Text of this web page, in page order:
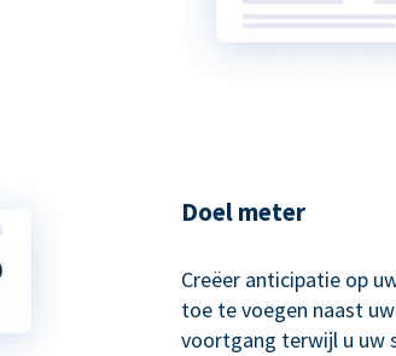
Doel meter
Creëer anticipatie op
toe te voegen naast
voortgang terwijl u uw